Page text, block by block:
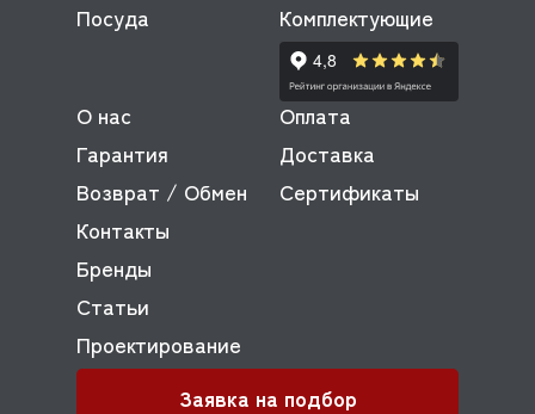
Посуда
Комплектующие
О нас
Оплата
Гарантия
Доставка
Возврат / Обмен
Сертификаты
Контакты
Бренды
Статьи
Проектирование
Заявка на подбор